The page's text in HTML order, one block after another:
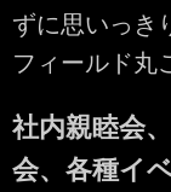
ずに思いっき
フィールド丸
社内親睦会
会、各種イ